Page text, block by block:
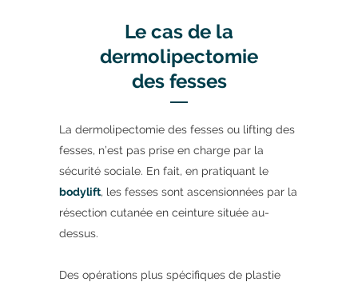
Le cas de la
dermolipectomie
des fesses
La dermolipectomie des fesses ou lifting des
fesses, n’est pas prise en charge par la
sécurité sociale. En fait, en pratiquant le
bodylift, les fesses sont ascensionnées par la
résection cutanée en ceinture située au-
dessus.
Des opérations plus spécifiques de plastie